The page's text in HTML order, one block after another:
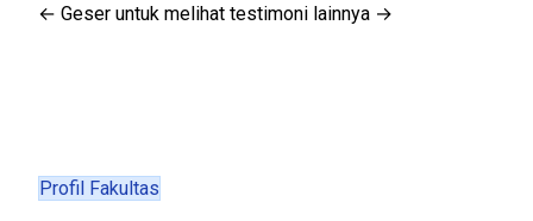
← Geser untuk melihat testimoni lainnya →
Profil Fakultas